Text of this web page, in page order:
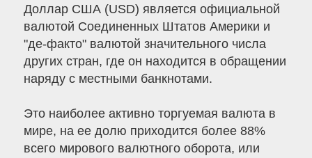
Доллар США (USD) является официальной
валютой Соединенных Штатов Америки и
"де-факто" валютой значительного числа
других стран, где он находится в обращении
наряду с местными банкнотами.
Это наиболее активно торгуемая валюта в
мире, на ее долю приходится более 88%
всего мирового валютного оборота, или